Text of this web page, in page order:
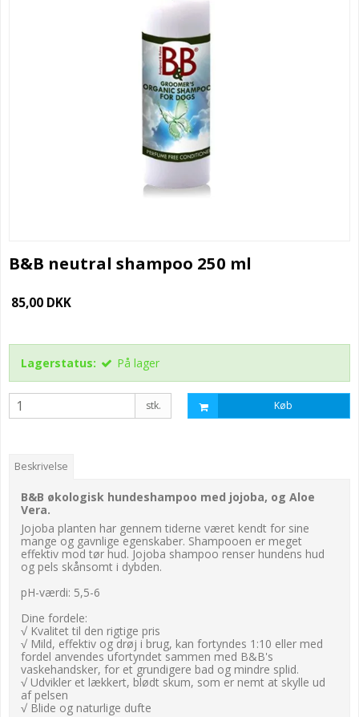
B&B neutral shampoo 250 ml
85,00 DKK
Lagerstatus: På lager
stk. Køb
Beskrivelse
B&B økologisk hundeshampoo med jojoba, og Aloe
Vera.
Jojoba planten har gennem tiderne været kendt for sine
mange og gavnlige egenskaber. Shampooen er meget
effektiv mod tør hud. Jojoba shampoo renser hundens hud
og pels skånsomt i dybden.
pH-værdi: 5,5-6
Dine fordele:
√ Kvalitet til den rigtige pris
√ Mild, effektiv og drøj i brug, kan fortyndes 1:10 eller med
fordel anvendes ufortyndet sammen med B&B's
vaskehandsker, for et grundigere bad og mindre splid.
√ Udvikler et lækkert, blødt skum, som er nemt at skylle ud
af pelsen
√ Blide og naturlige dufte